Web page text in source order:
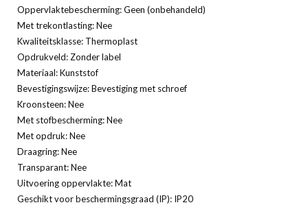
Oppervlaktebescherming: Geen (onbehandeld)
Met trekontlasting: Nee
Kwaliteitsklasse: Thermoplast
Opdrukveld: Zonder label
Materiaal: Kunststof
Bevestigingswijze: Bevestiging met schroef
Kroonsteen: Nee
Met stofbescherming: Nee
Met opdruk: Nee
Draagring: Nee
Transparant: Nee
Uitvoering oppervlakte: Mat
Geschikt voor beschermingsgraad (IP): IP20